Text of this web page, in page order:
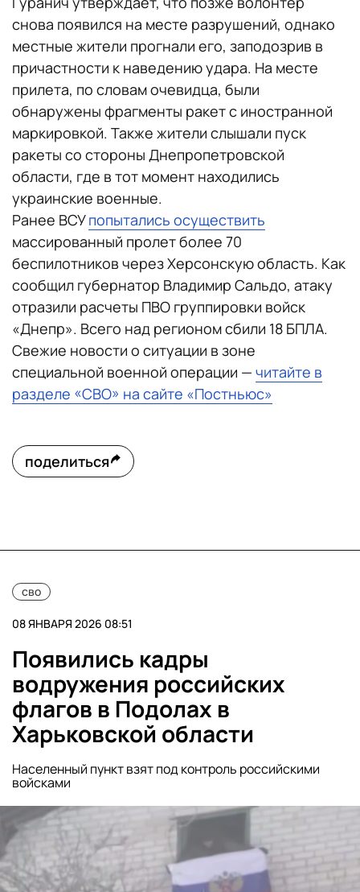
снова появился на месте разрушений, однако
местные жители прогнали его, заподозрив в
причастности к наведению удара. На месте
прилета, по словам очевидца, были
обнаружены фрагменты ракет с иностранной
маркировкой. Также жители слышали пуск
ракеты со стороны Днепропетровской
области, где в тот момент находились
украинские военные.
Ранее ВСУпопытались осуществить
массированный пролет более 70
беспилотников через Херсонскую область. Как
сообщил губернатор Владимир Сальдо, атаку
отразили расчеты ПВО группировки войск
«Днепр». Всего над регионом сбили 18 БПЛА.
Свежие новости о ситуации в зоне
специальной военной операции — читайте в
разделе «СВО» на сайте «Постньюс»
поделиться
сво
08 ЯНВАРЯ 2026 08:51
Появились кадры
водружения российских
флагов в Подолах в
Харьковской области
Населенный пункт взят под контроль российскими
войсками